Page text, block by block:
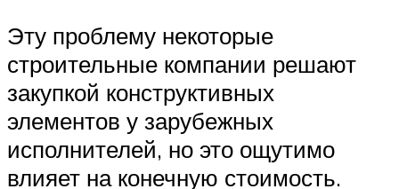
Эту проблему некоторые
строительные компании решают
закупкой конструктивных
элементов у зарубежных
исполнителей, но это ощутимо
влияет на конечную стоимость.